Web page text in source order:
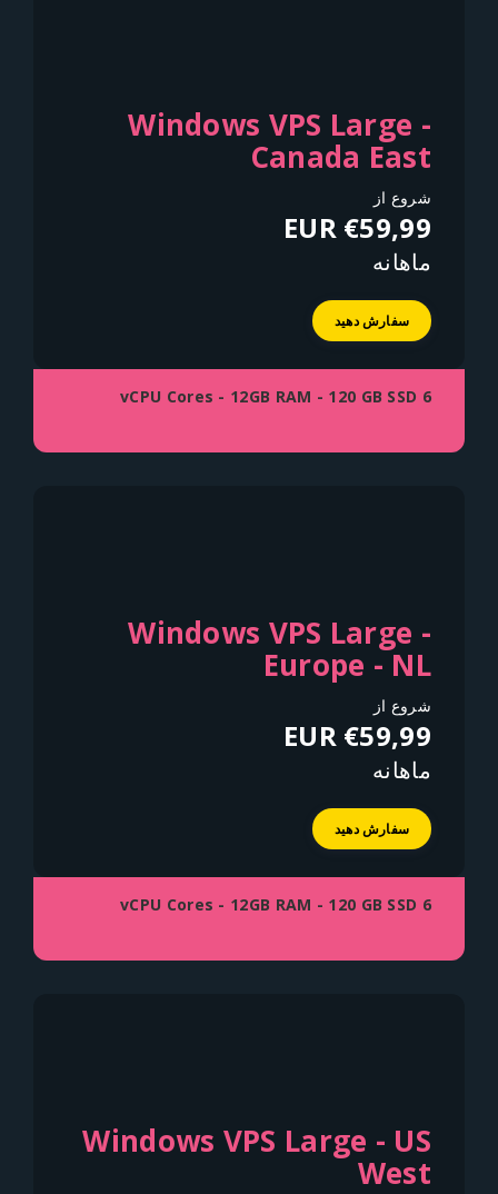
Windows VPS Large -
Canada East
شروع از
€59,99 EUR
ماهانه
سفارش دهید
Windows VPS Large -
Europe - NL
شروع از
€59,99 EUR
ماهانه
سفارش دهید
Windows VPS Large - US
West